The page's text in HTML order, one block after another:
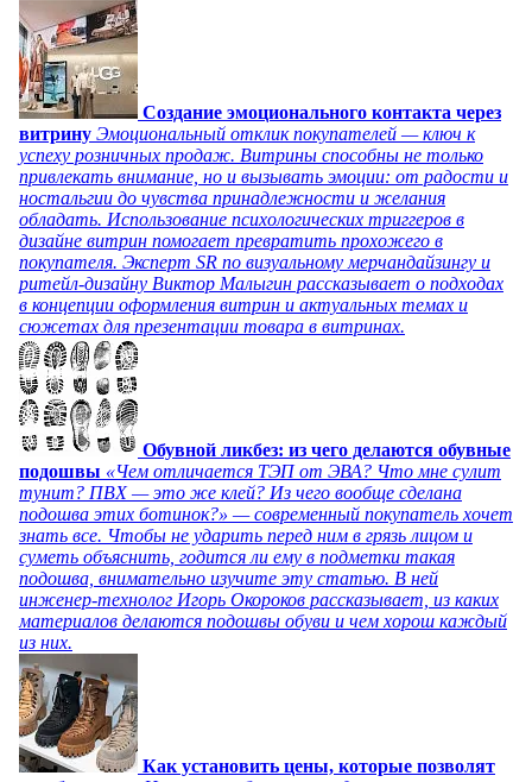
Создание эмоционального контакта через
витрину Эмоциональный отклик покупателей — ключ к
успеху розничных продаж. Витрины способны не только
привлекать внимание, но и вызывать эмоции: от радости и
ностальгии до чувства принадлежности и желания
обладать. Использование психологических триггеров в
дизайне витрин помогает превратить прохожего в
покупателя. Эксперт SR по визуальному мерчандайзингу и
ритейл-дизайну Виктор Малыгин рассказывает о подходах
в концепции оформления витрин и актуальных темах и
сюжетах для презентации товара в витринах.
Обувной ликбез: из чего делаются обувные
подошвы «Чем отличается ТЭП от ЭВА? Что мне сулит
тунит? ПВХ — это же клей? Из чего вообще сделана
подошва этих ботинок?» — современный покупатель хочет
знать все. Чтобы не ударить перед ним в грязь лицом и
суметь объяснить, годится ли ему в подметки такая
подошва, внимательно изучите эту статью. В ней
инженер-технолог Игорь Окороков рассказывает, из каких
материалов делаются подошвы обуви и чем хорош каждый
из них.
Как установить цены, которые позволят